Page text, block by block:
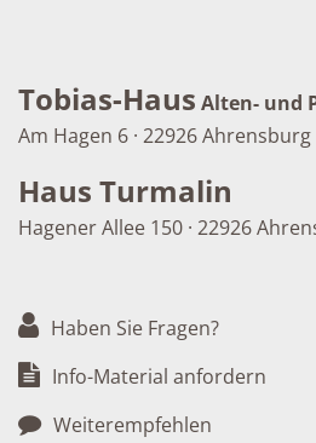
Tobias-Haus Alten- und
Am Hagen 6 · 22926 Ahrensburg
Haus Turmalin
Hagener Allee 150 · 22926
Haben Sie Fragen?
Info-Material anfordern
Weiterempfehlen